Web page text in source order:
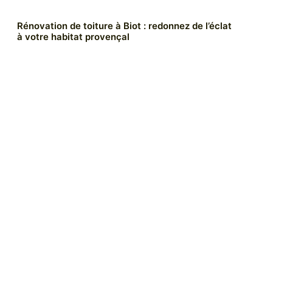
Rénovation de toiture à Biot : redonnez de l’éclat
à votre habitat provençal